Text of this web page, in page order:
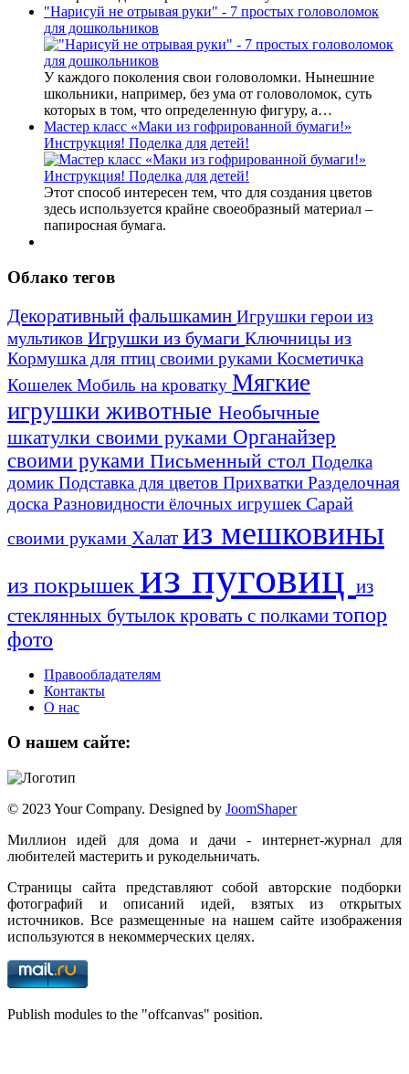
"Нарисуй не отрывая руки" - 7 простых головоломок
для дошкольников
У каждого поколения свои головоломки. Нынешние
школьники, например, без ума от головоломок, суть
которых в том, что определенную фигуру, а…
Мастер класс «Маки из гофрированной бумаги!»
Инструкция! Поделка для детей!
Этот способ интересен тем, что для создания цветов
здесь используется крайне своеобразный материал –
папиросная бумага.
Облако тегов
Декоративный фальшкамин Игрушки герои из
мультиков Игрушки из бумаги Ключницы из
Кормушка для птиц своими руками Косметичка
Кошелек Мобиль на кроватку Мягкие
игрушки животные Необычные
шкатулки своими руками Органайзер
своими руками Письменный стол Поделка
домик Подставка для цветов Прихватки Разделочная
доска Разновидности ёлочных игрушек Сарай
своими руками Халат из мешковины
из покрышек из пуговиц из
стеклянных бутылок кровать с полками топор
фото
Правообладателям
Контакты
О нас
О нашем сайте:
© 2023 Your Company. Designed by JoomShaper
Миллион идей для дома и дачи - интернет-журнал для
любителей мастерить и рукодельничать.
Страницы сайта представляют собой авторские подборки
фотографий и описаний идей, взятых из открытых
источников. Все размещенные на нашем сайте изображения
используются в некоммерческих целях.
Publish modules to the "offcanvas" position.